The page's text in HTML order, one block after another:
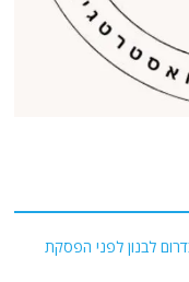
לבנון לפני הפסקת